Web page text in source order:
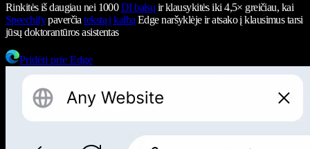
Rinkitės iš daugiau nei 1000DI balsų ir klausykitės iki 4,5× greičiau, kai
Speechifypaverčiatekstą į kalbą Edge naršyklėje ir atsako į klausimus tarsi
jūsų doktorantūros asistentas
Pridėti prie Edge